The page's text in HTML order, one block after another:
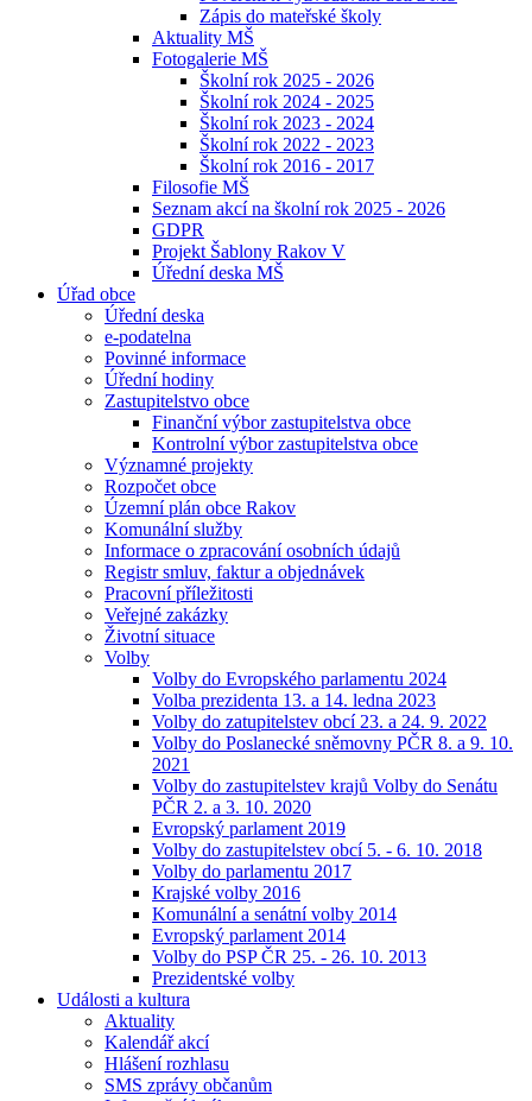
Zápis do mateřské školy
Aktuality MŠ
Fotogalerie MŠ
Školní rok 2025 - 2026
Školní rok 2024 - 2025
Školní rok 2023 - 2024
Školní rok 2022 - 2023
Školní rok 2016 - 2017
Filosofie MŠ
Seznam akcí na školní rok 2025 - 2026
GDPR
Projekt Šablony Rakov V
Úřední deska MŠ
Úřad obce
Úřední deska
e-podatelna
Povinné informace
Úřední hodiny
Zastupitelstvo obce
Finanční výbor zastupitelstva obce
Kontrolní výbor zastupitelstva obce
Významné projekty
Rozpočet obce
Územní plán obce Rakov
Komunální služby
Informace o zpracování osobních údajů
Registr smluv, faktur a objednávek
Pracovní příležitosti
Veřejné zakázky
Životní situace
Volby
Volby do Evropského parlamentu 2024
Volba prezidenta 13. a 14. ledna 2023
Volby do zatupitelstev obcí 23. a 24. 9. 2022
Volby do Poslanecké sněmovny PČR 8. a 9. 10.
2021
Volby do zastupitelstev krajů Volby do Senátu
PČR 2. a 3. 10. 2020
Evropský parlament 2019
Volby do zastupitelstev obcí 5. - 6. 10. 2018
Volby do parlamentu 2017
Krajské volby 2016
Komunální a senátní volby 2014
Evropský parlament 2014
Volby do PSP ČR 25. - 26. 10. 2013
Prezidentské volby
Události a kultura
Aktuality
Kalendář akcí
Hlášení rozhlasu
SMS zprávy občanům